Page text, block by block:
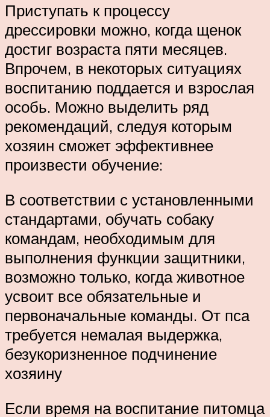
Приступать к процессу
дрессировки можно, когда щенок
достиг возраста пяти месяцев.
Впрочем, в некоторых ситуациях
воспитанию поддается и взрослая
особь. Можно выделить ряд
рекомендаций, следуя которым
хозяин сможет эффективнее
произвести обучение:
В соответствии с установленными
стандартами, обучать собаку
командам, необходимым для
выполнения функции защитники,
возможно только, когда животное
усвоит все обязательные и
первоначальные команды. От пса
требуется немалая выдержка,
безукоризненное подчинение
хозяину
Если время на воспитание питомца